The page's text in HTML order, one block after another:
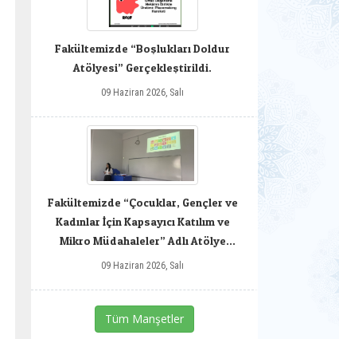
Fakültemizde “Boşlukları Doldur
Atölyesi” Gerçekleştirildi.
09 Haziran 2026, Salı
Fakültemizde “Çocuklar, Gençler ve
Kadınlar İçin Kapsayıcı Katılım ve
Mikro Müdahaleler” Adlı Atölye
Gerçekleştirildi.
09 Haziran 2026, Salı
Tüm Manşetler